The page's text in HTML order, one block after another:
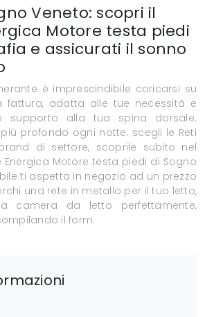
Veneto: scopri il
Motore testa piedi
e assicurati il sonno
è imprescindibile coricarsi su
fattura, adatta alle tue necessità e
supporto alla tua spina dorsale.
profondo ogni notte: scegli le Reti
di settore, scoprile subito nel
Energica Motore testa piedi di Sogno
ti aspetta in negozio ad un prezzo
una rete in metallo per il tuo letto,
camera da letto perfettamente,
il form.